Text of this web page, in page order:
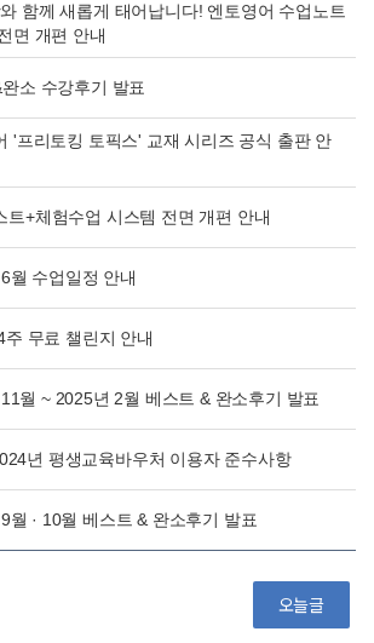
함께 새롭게 태어납니다! 엔토영어 수업노트
면 개편 안내
소 수강후기 발표
'프리토킹 토픽스' 교재 시리즈 공식 출판 안
트+체험수업 시스템 전면 개편 안내
월 수업일정 안내
주 무료 챌린지 안내
월 ~ 2025년 2월 베스트 & 완소후기 발표
년 평생교육바우처 이용자 준수사항
월 · 10월 베스트 & 완소후기 발표
오늘글